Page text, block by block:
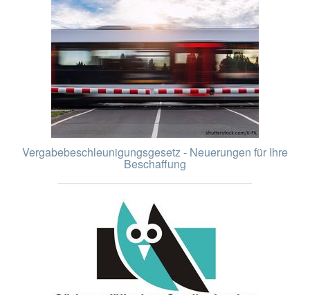
Vergabebeschleunigungsgesetz - Neuerungen für Ihre
Beschaffung